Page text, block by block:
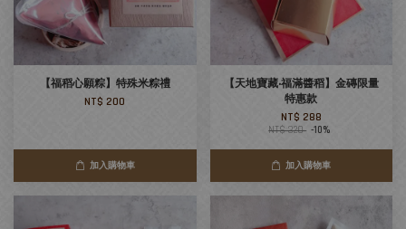
【福稻心願粽】特殊米粽禮
NT$ 200
加入購物車
【天地寶藏‧福滿醬稻】金磚限量
特惠款
NT$ 288
NT$ 320 -10%
加入購物車